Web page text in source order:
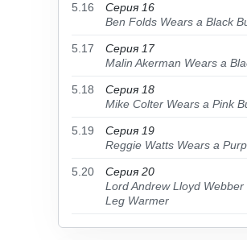
5.16
Серия 16
Ben Folds Wears a Black
5.17
Серия 17
Malin Akerman Wears a
5.18
Серия 18
Mike Colter Wears a Pink
5.19
Серия 19
Reggie Watts Wears a
5.20
Серия 20
Lord Andrew Lloyd
Leg Warmer